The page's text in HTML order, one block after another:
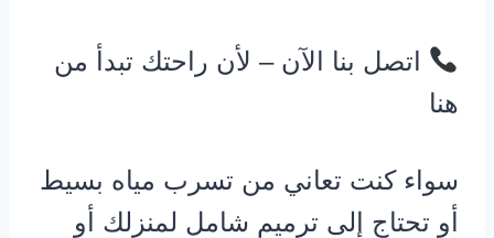
اتصل بنا الآن – لأن راحتك تبدأ من
هنا
سواء كنت تعاني من تسرب مياه بسيط
أو تحتاج إلى ترميم شامل لمنزلك أو